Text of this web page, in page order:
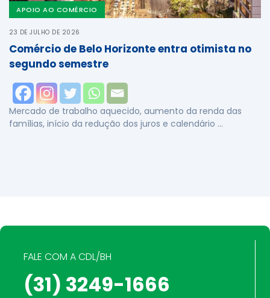
APOIO AO COMÉRCIO
23 DE JULHO DE 2026
Comércio de Belo Horizonte entra otimista no
segundo semestre
Mercado de trabalho aquecido, aumento da renda das
famílias, início da redução dos juros e calendário …
FALE COM A CDL/BH
(31) 3249-1666